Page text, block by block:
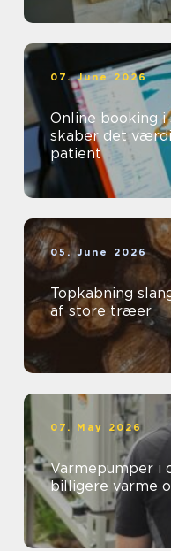
07. June 2026
Online booking i
skaber det
patient
05. June 2026
Topkabning slangerup
af store træer
07. May 2026
Varmepumper i
billigere varme